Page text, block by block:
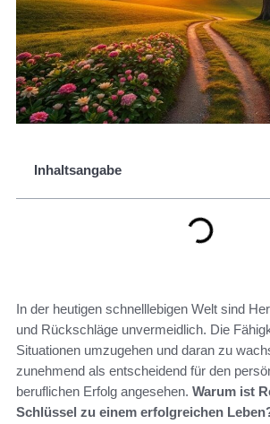
Inhaltsangabe
In der heutigen schnelllebigen Welt sind
und Rückschläge unvermeidlich. Die
Situationen umzugehen und daran zu
zunehmend als entscheidend für den
beruflichen Erfolg angesehen. Warum ist
Schlüssel zu einem erfolgreichen